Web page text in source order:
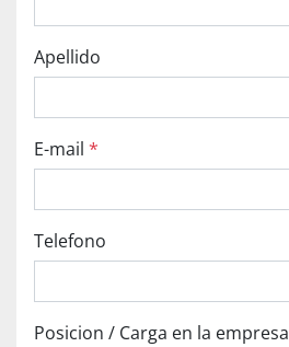
Apellido
E-mail *
Telefono
Posicion / Carga en la empresa